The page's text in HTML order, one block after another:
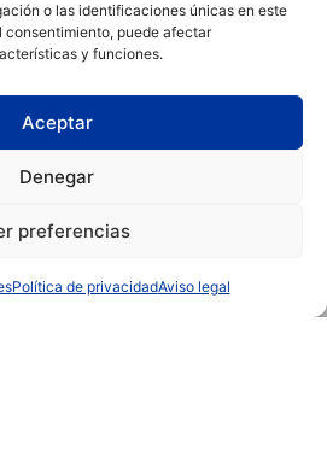
o las identificaciones únicas en este
consentimiento, puede afectar
y funciones.
Aceptar
Denegar
preferencias
Política de privacidadAviso legal